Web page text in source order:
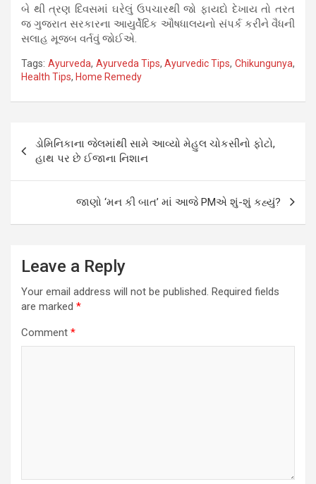
બે થી ત્રણ દિવસમાં ઘરેલું ઉપચારથી જો ફાયદો દેખાય તો તરત
જ ગુજરાત સરકારના આયુર્વેદિક ઔષધાલયનો સંપર્ક કરીને વૈધની
સલાહ મૂજબ વર્તવું જોઈએ.
Tags: Ayurveda, Ayurveda Tips,Ayurvedic Tips, Chikungunya,
Health Tips, Home Remedy
Post
navigation
ડોમિનિકાના જેલમાંથી સામે આવ્યો મેહુલ ચોકસીનો ફોટો,
હાથ પર છે ઈજાના નિશાન
જાણો ‘મન કી બાત’ માં આજે PMએ શું-શું કહ્યું?
Leave a Reply
Your email address will not be published. Required fields
are marked *
Comment *